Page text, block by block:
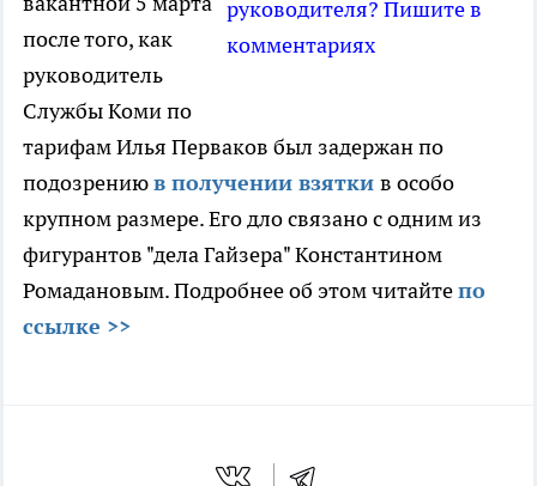
руководителя? Пишите в
комментариях
после того, как
руководитель
Службы Коми по
тарифам Илья Перваков был задержан по
подозрениюв получении взятки в особо
крупном размере. Его дло связано с одним из
фигурантов "дела Гайзера" Константином
Ромадановым. Подробнее об этом читайтепо
ссылке >>